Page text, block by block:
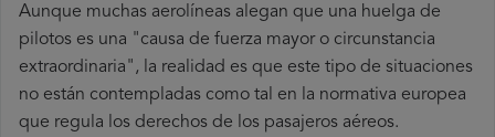
Aunque muchas aerolíneas alegan que una huelga de
pilotos es una "causa de fuerza mayor o circunstancia
extraordinaria", la realidad es que este tipo de situaciones
no están contempladas como tal en la normativa europea
que regula los derechos de los pasajeros aéreos.